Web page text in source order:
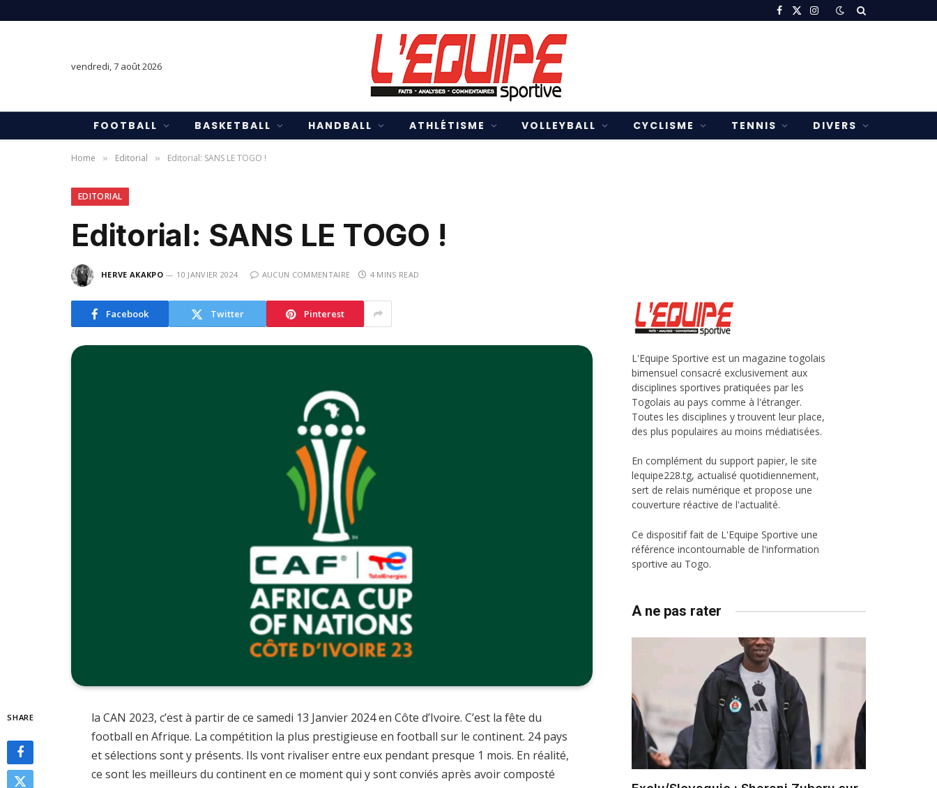
Facebook
X
Instagram
vendredi, 7 août 2026
FOOTBALL BASKETBALL HANDBALL ATHLÉTISME VOLLEYBALL CYCLISME TENNIS DIVERS
Home » Editorial » Editorial: SANS LE TOGO !
EDITORIAL
Editorial: SANS LE TOGO !
HERVE AKAKPO 10 JANVIER 2024 AUCUN COMMENTAIRE 4 MINS READ
Facebook Twitter Pinterest
SHARE
la CAN 2023, c’est à partir de ce samedi 13 Janvier 2024 en Côte d’Ivoire. C’est la fête du
football en Afrique. La compétition la plus prestigieuse en football sur le continent. 24 pays
et sélections sont y présents. Ils vont rivaliser entre eux pendant presque 1 mois. En réalité,
ce sont les meilleurs du continent en ce moment qui y sont conviés après avoir composté
L'Equipe Sportive est un magazine togolais
bimensuel consacré exclusivement aux
disciplines sportives pratiquées par les
Togolais au pays comme à l'étranger.
Toutes les disciplines y trouvent leur place,
des plus populaires au moins médiatisées.
En complément du support papier, le site
lequipe228.tg, actualisé quotidiennement,
sert de relais numérique et propose une
couverture réactive de l'actualité.
Ce dispositif fait de L'Equipe Sportive une
référence incontournable de l'information
sportive au Togo.
A ne pas rater